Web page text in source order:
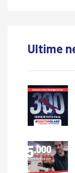
Ultime